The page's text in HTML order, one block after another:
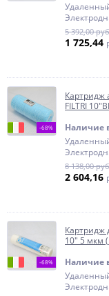
5 392,00
1 725,44
-68%
Картридж
FILTRI
Наличие
8 138,00
2 604,16
-68%
Картридж
10" 5 мкм
Наличие